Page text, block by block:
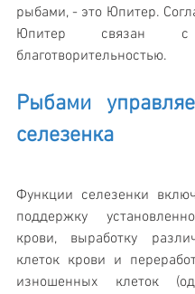
рыбами, - это Юпитер.
Юпитер связан с
благотворительностью.
Рыбами
селезенка
Функции селезенки
поддержку
крови, выработку
клеток крови и
изношенных клеток